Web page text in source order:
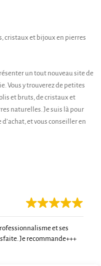
cristaux et bijoux en pierres
un tout nouveau site de
Vous y trouverez de petites
et bruts, de cristaux et
naturelles. Je suis là pour
et vous conseiller en
et ses
Je recommande+++